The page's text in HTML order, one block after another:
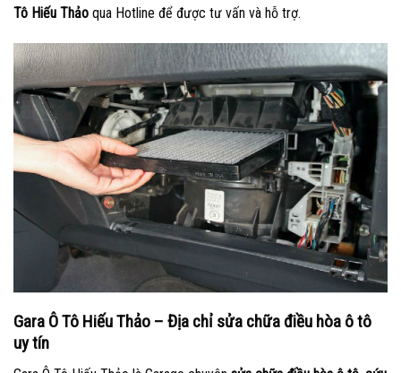
Tô Hiếu Thảo qua Hotline để được tư vấn và hỗ trợ.
Gara Ô Tô Hiếu Thảo – Địa chỉ sửa chữa điều hòa ô tô
uy tín